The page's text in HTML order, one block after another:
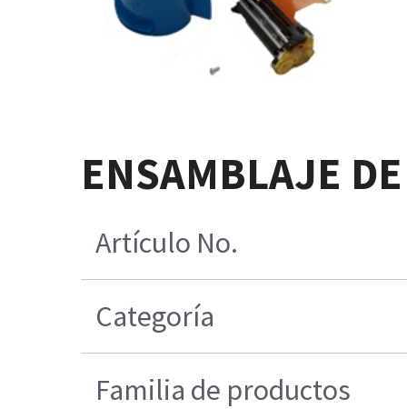
ENSAMBLAJE
Artículo No.
Categoría
Familia de productos